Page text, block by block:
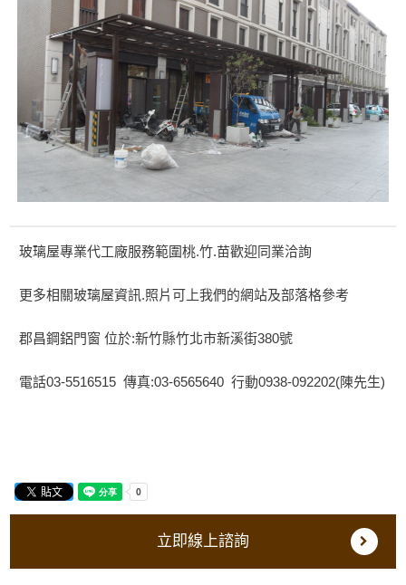
玻璃屋專業代工廠服務範圍桃.竹.苗歡迎同業洽詢
更多相關玻璃屋資訊.照片可上我們的網站及部落格參考
郡昌鋼鋁門窗 位於:新竹縣竹北市新溪街380號
電話03-5516515 傳真:03-6565640 行動0938-092202(陳先生)
立即線上諮詢